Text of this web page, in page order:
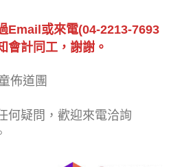
Email或來電(04-2213-7693
會計同工，謝謝。
佈道團
何疑問，歡迎來電洽詢